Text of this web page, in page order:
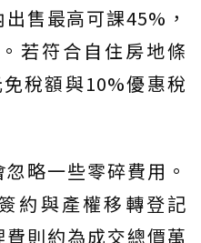
售最高可課45%，
若符合自住房地條
稅額與10%優惠稅
略一些零碎費用。
約與產權移轉登記
則約為成交總價萬